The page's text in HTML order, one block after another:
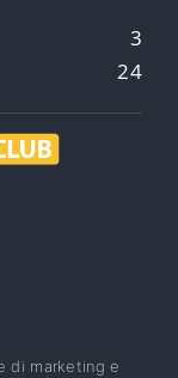
3
24
di marketing e